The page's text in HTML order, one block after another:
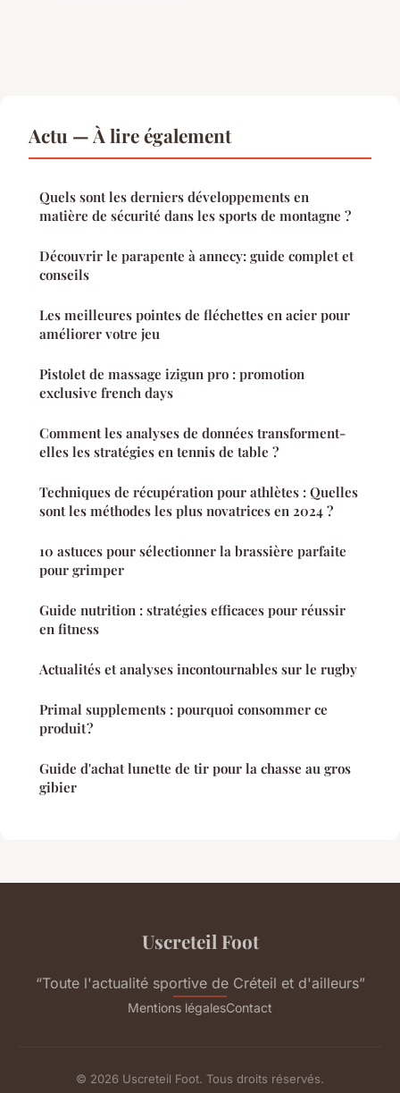
Actu — À lire également
Quels sont les derniers développements en
matière de sécurité dans les sports de montagne ?
Découvrir le parapente à annecy: guide complet et
conseils
Les meilleures pointes de fléchettes en acier pour
améliorer votre jeu
Pistolet de massage izigun pro : promotion
exclusive french days
Comment les analyses de données transforment-
elles les stratégies en tennis de table ?
Techniques de récupération pour athlètes : Quelles
sont les méthodes les plus novatrices en 2024 ?
10 astuces pour sélectionner la brassière parfaite
pour grimper
Guide nutrition : stratégies efficaces pour réussir
en fitness
Actualités et analyses incontournables sur le rugby
Primal supplements : pourquoi consommer ce
produit ?
Guide d'achat lunette de tir pour la chasse au gros
gibier
Uscreteil Foot
“Toute l'actualité sportive de Créteil et d'ailleurs”
Mentions légalesContact
© 2026 Uscreteil Foot. Tous droits réservés.